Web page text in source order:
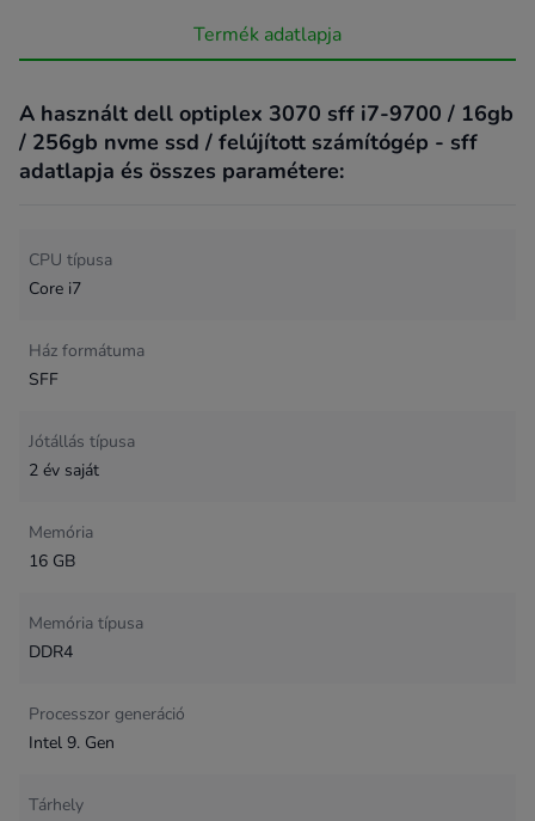
Termék adatlapja
A használt dell optiplex 3070 sff i7-9700 / 16gb
/ 256gb nvme ssd / felújított számítógép - sff
adatlapja és összes paramétere:
CPU típusa
Core i7
Ház formátuma
SFF
Jótállás típusa
2 év saját
Memória
16 GB
Memória típusa
DDR4
Processzor generáció
Intel 9. Gen
Tárhely